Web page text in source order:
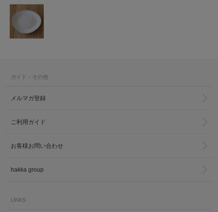
ガイド・その他
メルマガ登録
ご利用ガイド
お客様お問い合わせ
hakka group
LINKS